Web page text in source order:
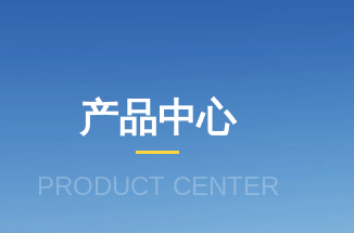
产品中心
PRODUCT CENTER